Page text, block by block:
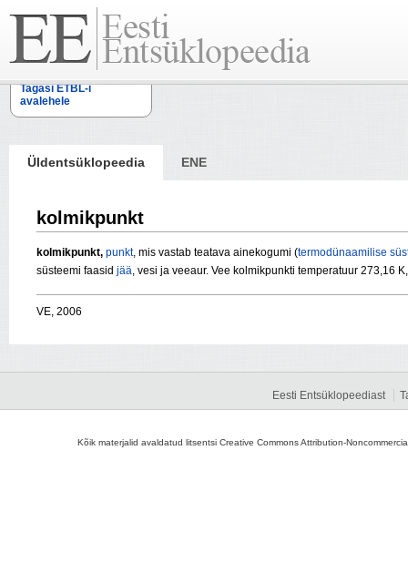
Tagasi ETBL-i
avalehele
Üldentsüklopeedia ENE
kolmikpunkt
kolmikpunkt, punkt, mis vastab teatava ainekogumi (termodünaamilise
süsteemi faasid jää, vesi ja veeaur. Vee kolmikpunkti temperatuur 273,16
VE, 2006
Eesti Entsüklopeediast
Kõik materjalid avaldatud litsentsi Creative Commons Attribution-